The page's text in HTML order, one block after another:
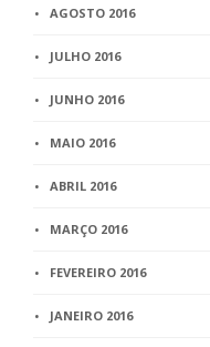
AGOSTO 2016
JULHO 2016
JUNHO 2016
MAIO 2016
ABRIL 2016
MARÇO 2016
FEVEREIRO 2016
JANEIRO 2016